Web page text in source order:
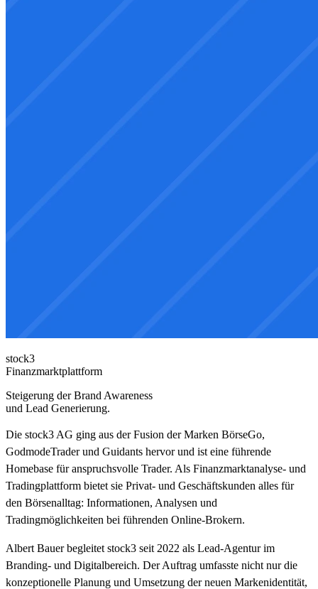
stock3
Finanzmarktplattform
Steigerung der Brand Awareness
und Lead Generierung.
Die stock3 AG ging aus der Fusion der Marken BörseGo,
GodmodeTrader und Guidants hervor und ist eine führende
Homebase für anspruchsvolle Trader. Als Finanzmarktanalyse- und
Tradingplattform bietet sie Privat- und Geschäftskunden alles für
den Börsenalltag: Informationen, Analysen und
Tradingmöglichkeiten bei führenden Online-Brokern.
Albert Bauer begleitet stock3 seit 2022 als Lead-Agentur im
Branding- und Digitalbereich. Der Auftrag umfasste nicht nur die
konzeptionelle Planung und Umsetzung der neuen Markenidentität,